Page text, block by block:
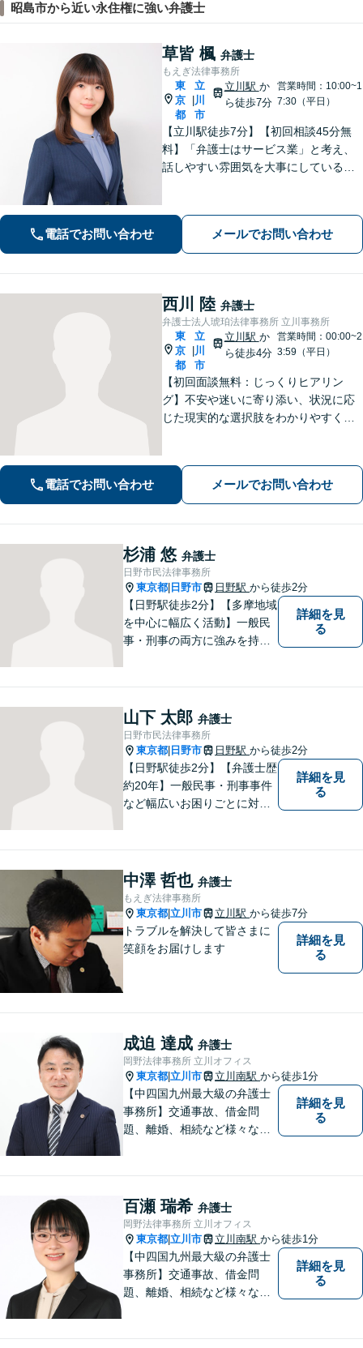
昭島市から近い永住権に強い弁護士
草皆 楓 弁護士
もえぎ法律事務所
東
京
都
立
川
市
立川駅 か
ら徒歩7分
営業時間：10:00~1
7:30（平日）
【立川駅徒歩7分】【初回相談45分無
料】「弁護士はサービス業」と考え、
話しやすい雰囲気を大事にしている事
を心がけています【離婚・男女問題／
相続・遺言／交通事故】
電話でお問い合わせ メールでお問い合わせ
西川 陸 弁護士
弁護士法人琥珀法律事務所 立川事務所
東
京
都
立
川
市
立川駅 か
ら徒歩4分
営業時間：00:00~2
3:59（平日）
【初回面談無料：じっくりヒアリン
グ】不安や迷いに寄り添い、状況に応
じた現実的な選択肢をわかりやすくご
対応】【電話・オンライン面談可】
電話でお問い合わせ メールでお問い合わせ
杉浦 悠 弁護士
日野市民法律事務所
東京都 日野市 日野駅 から徒歩2分
【日野駅徒歩2分】【多摩地域
を中心に幅広く活動】一般民
事・刑事の両方に強みを持つ
です。まずはお気軽にご相談
ください。【子連れ相談OK】
詳細を見
る
山下 太郎 弁護士
日野市民法律事務所
東京都 日野市 日野駅 から徒歩2分
【日野駅徒歩2分】【弁護士歴
約20年】一般民事・刑事事件
など幅広いお困りごとに対応
とつの問題に真剣に向き合
い、最善の解決を目指しま
す。
詳細を見
る
中澤 哲也 弁護士
もえぎ法律事務所
東京都 立川市 立川駅 から徒歩7分
トラブルを解決して皆さまに
笑顔をお届けします
詳細を見
る
成迫 達成 弁護士
岡野法律事務所 立川オフィス
東京都 立川市 立川南駅 から徒歩1分
【中四国九州最大級の弁護士
事務所】交通事故、借金問
題、離婚、相続など様々な問
い！
詳細を見
る
百瀬 瑞希 弁護士
岡野法律事務所 立川オフィス
東京都 立川市 立川南駅 から徒歩1分
【中四国九州最大級の弁護士
事務所】交通事故、借金問
題、離婚、相続など様々な問
詳細を見
る